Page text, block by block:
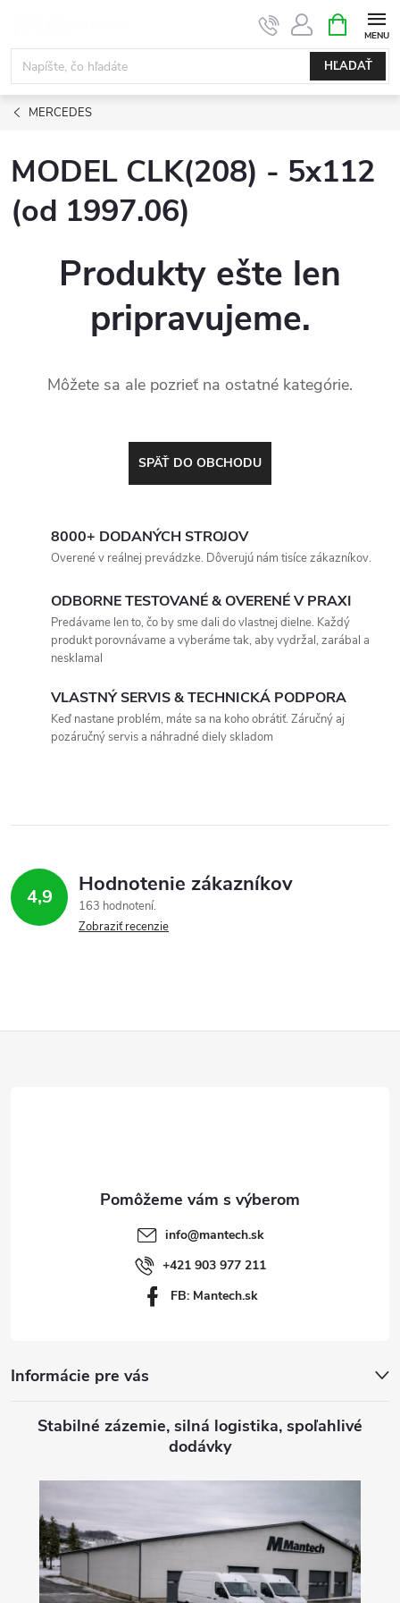
obsah
HĽADAŤ
KOŠÍK
MERCEDES
MODEL CLK(208) - 5x112
(od 1997.06)
Produkty ešte len
pripravujeme.
Môžete sa ale pozrieť na ostatné kategórie.
SPÄŤ DO OBCHODU
8000+ DODANÝCH STROJOV
Overené v reálnej prevádzke. Dôverujú nám tisíce zákazníkov.
ODBORNE TESTOVANÉ & OVERENÉ V PRAXI
Predávame len to, čo by sme dali do vlastnej dielne. Každý
produkt porovnávame a vyberáme tak, aby vydržal, zarábal a
nesklamal
VLASTNÝ SERVIS & TECHNICKÁ PODPORA
Keď nastane problém, máte sa na koho obrátiť. Záručný aj
pozáručný servis a náhradné diely skladom
4,9 Hodnotenie zákazníkov
163 hodnotení
Zobraziť recenzie
info@mantech.sk
+421 903 977 211
FB: Mantech.sk
Informácie pre vás
Stabilné zázemie, silná logistika, spoľahlivé
dodávky